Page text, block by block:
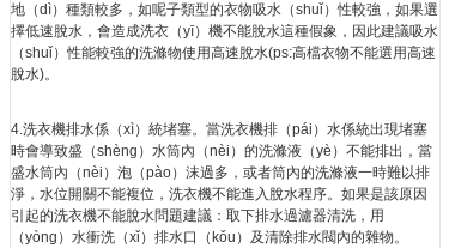
地（dì）種類較多，如呢子類型的衣物吸水（shuǐ）性較強，如果選
擇低速脫水，會造成洗衣（yī）機不能脫水這種假象，因此建議吸水
（shuǐ）性能較強的洗滌物使用高速脫水(ps:高檔衣物不能選用高速
脫水)。
4.洗衣機排水係（xì）統堵塞。當洗衣機排（pái）水係統出現堵塞
時會導致盛（shèng）水筒內（nèi）的洗滌液（yè）不能排出，當
盛水筒內（nèi）泡（pào）沫過多，或者筒內的洗滌液一時難以排
淨，水位開關不能複位，洗衣機不能進入脫水程序。如果是該原因
引起的洗衣機不能脫水問題建議：取下排水過濾器清洗，用
（yòng）水衝洗（xǐ）排水口（kǒu）及清除排水閥內的雜物。